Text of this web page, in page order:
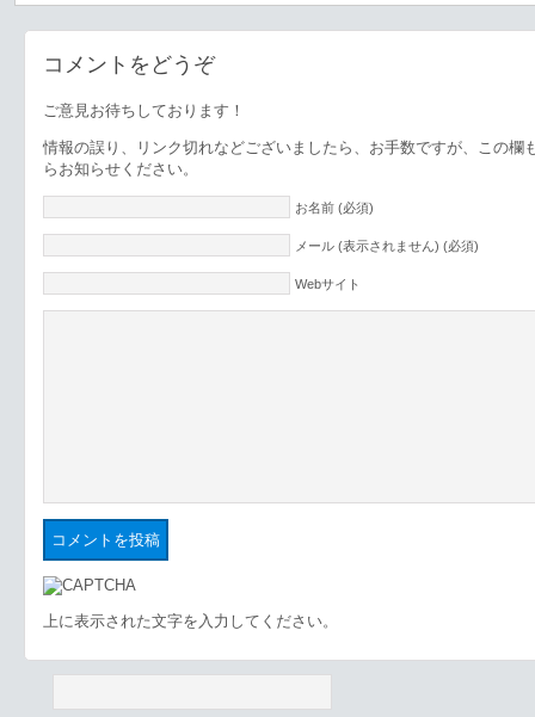
コメントをどうぞ
ご意見お待ちしております！
情報の誤り、リンク切れなどございましたら、お手数ですが、この欄
らお知らせください。
お名前 (必須)
メール (表示されません) (必須)
Webサイト
上に表示された文字を入力してください。